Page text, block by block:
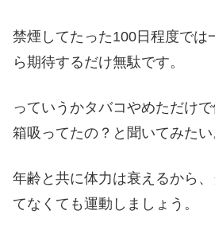
禁煙してたった100日程度では
ら期待するだけ無駄です。
っていうかタバコやめただけ
箱吸ってたの？と聞いてみたい
年齢と共に体力は衰えるから
てなくても運動しましょう。